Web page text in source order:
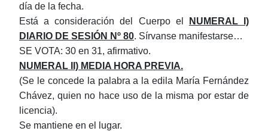
día de la fecha.
Está a consideración del Cuerpo el
NUMERAL I)
DIARIO DE SESIÓN Nº 80. Sírvanse manifestarse…
SE VOTA: 30 en 31, afirmativo.
NUMERAL II) MEDIA HORA PREVIA.
(Se le concede la palabra a la edila María Fernández
Chávez, quien no hace uso de la misma por estar de
licencia).
Se mantiene en el lugar.